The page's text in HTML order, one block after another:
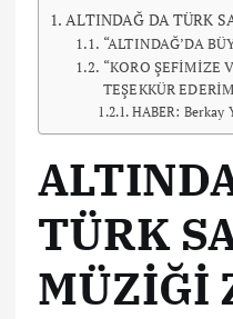
ALTINDAĞ DA TÜRK
“ALTINDAĞ’DA
“KORO ŞEFİMİZE
TEŞEKKÜR
HABER: Berkay
TÜRK
MÜZİĞİ